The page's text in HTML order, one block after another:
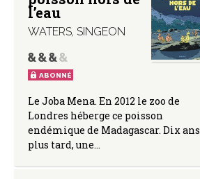
l’eau
WATERS, SINGEON
ABONNÉ
Le Joba Mena. En 2012 le zoo de
Londres héberge ce poisson
endémique de Madagascar. Dix ans
plus tard, une…